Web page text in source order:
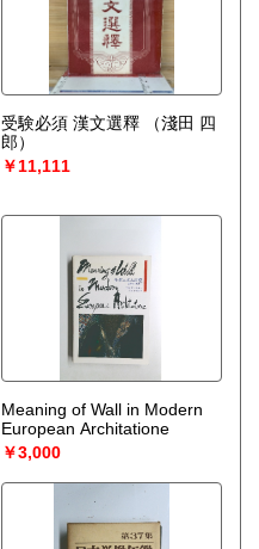
受験必須 漢文選釋
（淺田 四
郎）
￥11,111
Meaning of Wall in Modern
European Architatione
￥3,000